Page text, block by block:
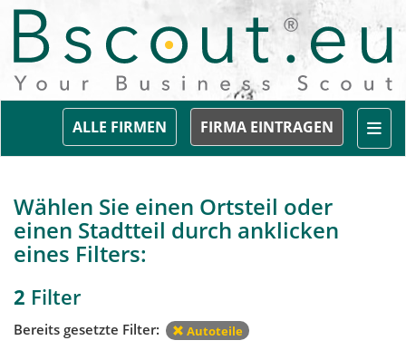
FIRMA EINTRAGEN
ALLE FIRMEN
Wählen Sie einen Ortsteil oder
einen Stadtteil durch anklicken
eines Filters:
2 Filter
Bereits gesetzte Filter: Autoteile